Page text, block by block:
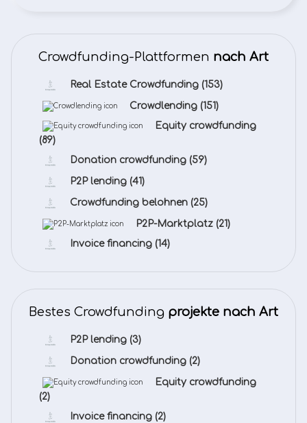
Crowdfunding-Plattformen nach Art
Real Estate Crowdfunding (153)
Crowdlending (151)
Equity crowdfunding
(89)
Donation crowdfunding (59)
P2P lending (41)
Crowdfunding belohnen (25)
P2P-Marktplatz (21)
Invoice financing (14)
Bestes Crowdfunding projekte nach Art
P2P lending (3)
Donation crowdfunding (2)
Equity crowdfunding
(2)
Invoice financing (2)